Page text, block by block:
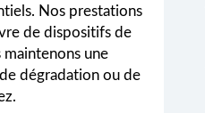
Nos prestations
de dispositifs de
une
dégradation ou de